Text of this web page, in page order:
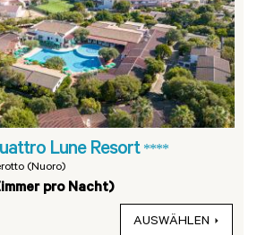
Lune Resort ****
(Nuoro)
pro Nacht)
AUSWÄHLEN